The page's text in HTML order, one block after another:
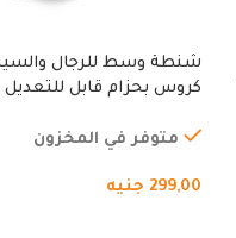
شنطة وسط للرجال
كروس بحزام قابل للتعديل
المشي لمسافات طويلة،
متوفر في المخزون
299,00 جنيه